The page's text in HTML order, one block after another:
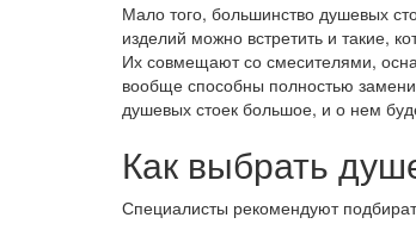
Мало того, большинство душевых
изделий можно встретить и такие,
Их совмещают со смесителями,
вообще способны полностью
душевых стоек большое, и о нем
Как выбрать
Специалисты рекомендуют